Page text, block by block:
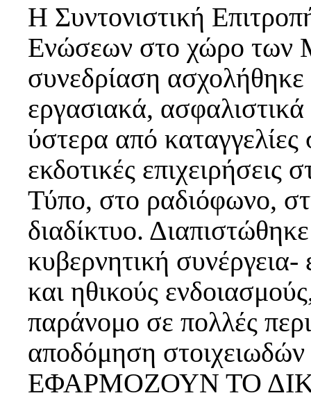
Η Συντονιστική
Ενώσεων στο χώρο των
συνεδρίαση ασχολήθηκε
εργασιακά,
ύστερα από
εκδοτικές επιχειρήσεις
Τύπο, στο ραδιόφωνο,
διαδίκτυο.
κυβερνητική συνέργεια-
και ηθικούς
παράνομο σε πολλές
αποδόμηση
ΕΦΑΡΜΟΖΟΥΝ ΤΟ